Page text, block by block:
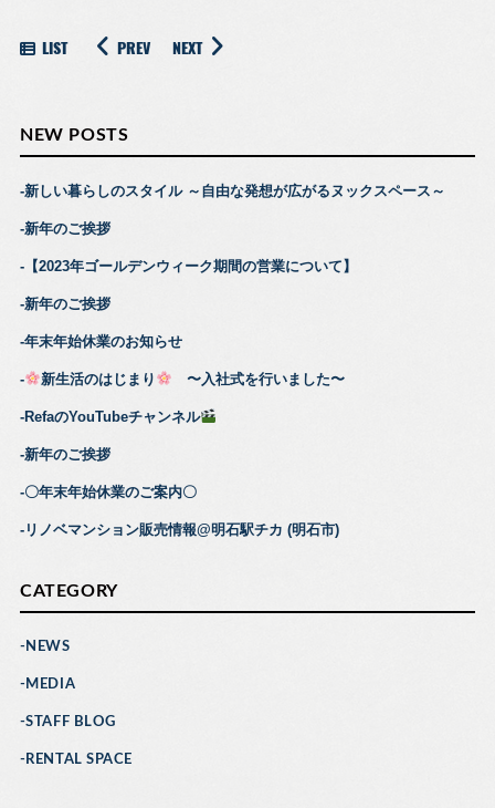
LIST PREV NEXT
NEW POSTS
新しい暮らしのスタイル ～自由な発想が広がるヌックスペース～
新年のご挨拶
【2023年ゴールデンウィーク期間の営業について】
新年のご挨拶
年末年始休業のお知らせ
新生活のはじまり 〜入社式を行いました〜
RefaのYouTubeチャンネル
新年のご挨拶
〇年末年始休業のご案内〇
リノベマンション販売情報@明石駅チカ (明石市)
CATEGORY
NEWS
MEDIA
STAFF BLOG
RENTAL SPACE